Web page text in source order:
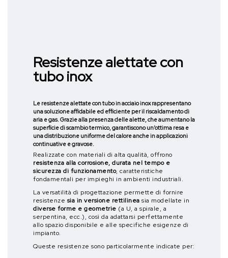
Resistenze alettate con
tubo inox
Le resistenze alettate con tubo in acciaio inoxrappresentano
una soluzione affidabile ed efficiente per il riscaldamento di
aria e gas. Grazie alla presenza delle alette, che aumentano la
superficie di scambio termico, garantiscono un’ottima resa e
una distribuzione uniforme del calore anche in applicazioni
continuative e gravose.
Realizzate con materiali di alta qualità, offrono
resistenza alla corrosione, durata nel tempo e
sicurezza di funzionamento, caratteristiche
fondamentali per impieghi in ambienti industriali.
La versatilità di progettazione permette di fornire
resistenze sia in versione rettilinea sia modellate in
diverse forme e geometrie (a U, a spirale, a
serpentina, ecc.), così da adattarsi perfettamente
allo spazio disponibile e alle specifiche esigenze di
impianto.
Queste resistenze sono particolarmente indicate per: